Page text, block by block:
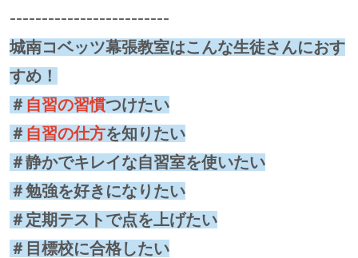
-------------------------
城南コベッツ幕張教室はこんな生徒さんにおす
すめ！
＃ 自習の習慣つけたい
＃ 自習の仕方を知りたい
＃静かでキレイな自習室を使いたい
＃勉強を好きになりたい
＃定期テストで点を上げたい
＃目標校に合格したい